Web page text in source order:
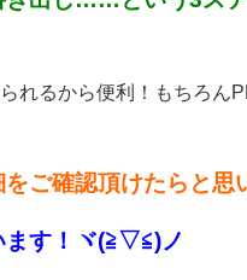
れるから便利！もちろん
をご確認頂けたらと
ます！ヾ(≧▽≦)ノ